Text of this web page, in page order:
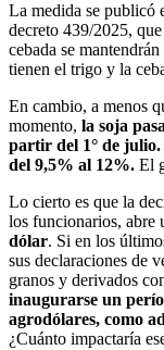
La medida se publicó
decreto 439/2025,
cebada se
tienen el trigo y la
En cambio, a menos
momento, la soja
partir del 1° de
del 9,5% al 12%. El
Lo cierto es que la
los funcionarios, abre
dólar. Si en los
sus declaraciones de
granos y derivados
inaugurarse un
agrodólares, como
¿Cuánto impactaría